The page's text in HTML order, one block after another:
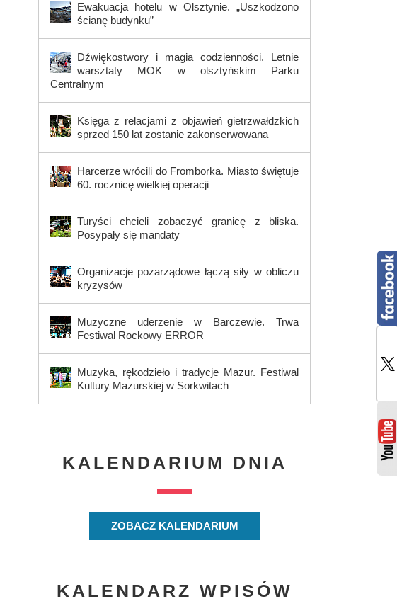
Ewakuacja hotelu w Olsztynie. „Uszkodzono
ścianę budynku”
Dźwiękostwory i magia codzienności. Letnie
warsztaty MOK w olsztyńskim Parku
Centralnym
Księga z relacjami z objawień gietrzwałdzkich
sprzed 150 lat zostanie zakonserwowana
Harcerze wrócili do Fromborka. Miasto świętuje
60. rocznicę wielkiej operacji
Turyści chcieli zobaczyć granicę z bliska.
Posypały się mandaty
Organizacje pozarządowe łączą siły w obliczu
kryzysów
Muzyczne uderzenie w Barczewie. Trwa
Festiwal Rockowy ERROR
Muzyka, rękodzieło i tradycje Mazur. Festiwal
Kultury Mazurskiej w Sorkwitach
KALENDARIUM DNIA
ZOBACZ KALENDARIUM
KALENDARZ WPISÓW